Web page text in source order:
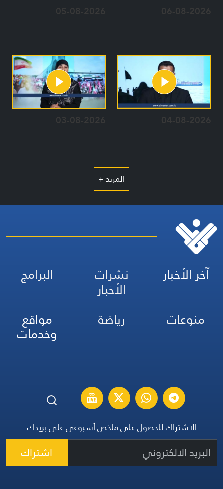
06-08-2026
05-08-2026
04-08-2026
03-08-2026
المزيد +
آخر الأخبار نشرات
الأخبار
البرامج
منوعات
رياضة مواقع
وخدمات
الاشتراك للحصول على ملخص أسبوعي على بريدك
اشتراك